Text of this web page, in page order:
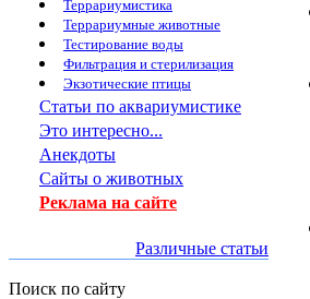
Террариумистика
Террариумные животные
Тестирование воды
Фильтрация и стерилизация
Экзотические птицы
Статьи по аквариумистике
Это интересно...
Анекдоты
Сайты о животных
Реклама на сайте
Различные статьи
Поиск по сайту